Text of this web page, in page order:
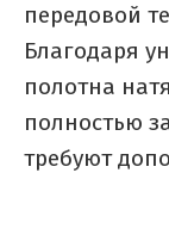
передовой
Благодаря
полотна
полностью
требуют